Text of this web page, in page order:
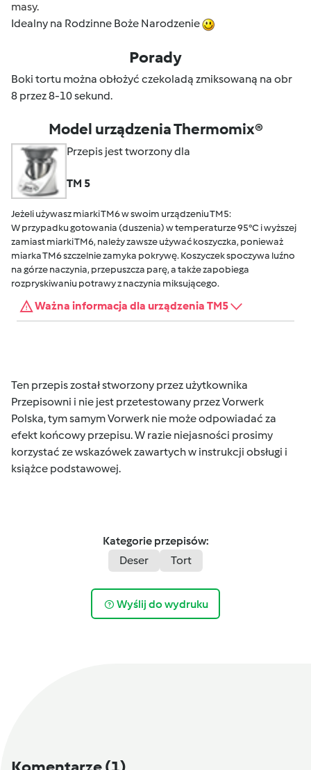
masy.
Idealny na Rodzinne Boże Narodzenie
Porady
Boki tortu można obłożyć czekoladą zmiksowaną na obr
8 przez 8-10 sekund.
Model urządzenia Thermomix®
Przepis jest tworzony dla
TM 5
Jeżeli używasz miarki TM6 w swoim urządzeniu TM5:
W przypadku gotowania (duszenia) w temperaturze 95°C i wyższej
zamiast miarki TM6, należy zawsze używać koszyczka, ponieważ
miarka TM6 szczelnie zamyka pokrywę. Koszyczek spoczywa luźno
na górze naczynia, przepuszcza parę, a także zapobiega
rozpryskiwaniu potrawy z naczynia miksującego.
Ważna informacja dla urządzenia TM5
Ten przepis został stworzony przez użytkownika
Przepisowni i nie jest przetestowany przez Vorwerk
Polska, tym samym Vorwerk nie może odpowiadać za
efekt końcowy przepisu. W razie niejasności prosimy
korzystać ze wskazówek zawartych w instrukcji obsługi i
książce podstawowej.
Kategorie przepisów:
Deser
Tort
Wyślij do wydruku